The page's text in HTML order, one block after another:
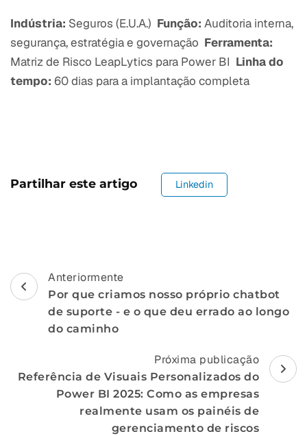
Indústria: Seguros (E.U.A.) Função: Auditoria interna,
segurança, estratégia e governação Ferramenta:
Matriz de Risco LeapLytics para Power BI Linha do
tempo: 60 dias para a implantação completa
Partilhar este artigo Linkedin
Navegação
de
postagem
Anteriormente
Por que criamos nosso próprio chatbot
de suporte - e o que deu errado ao longo
do caminho
Próxima publicação
Referência de Visuais Personalizados do
Power BI 2025: Como as empresas
realmente usam os painéis de
gerenciamento de riscos